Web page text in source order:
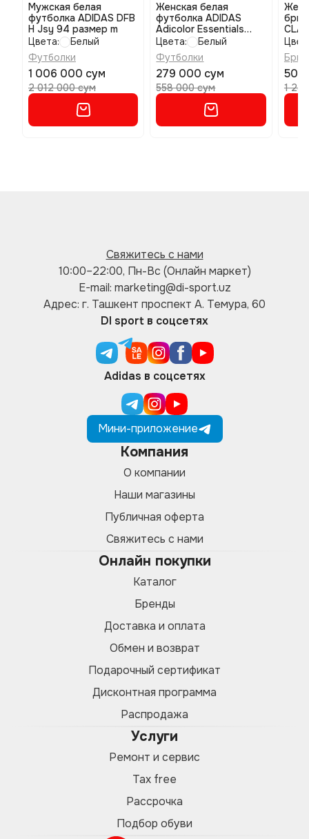
Мужская белая
футболка ADIDAS DFB
H Jsy 94 размер m
Цвета:
Белый
Футболки
1 006 000 сум
2 012 000 сум
Женская белая
футболка ADIDAS
Adicolor Essentials
Regular размер xs
Цвета:
Белый
Футболки
279 000 сум
558 000 сум
503
1
Свяжитесь с нами
10:00–22:00, Пн-Вс (Онлайн маркет)
E-mail: marketing@di-sport.uz
Адрес: г. Ташкент проспект А. Темура, 60
DI sport в соцсетях
Adidas в соцсетях
Мини-приложение
Компания
О компании
Наши магазины
Публичная оферта
Свяжитесь с нами
Онлайн покупки
Каталог
Бренды
Доставка и оплата
Обмен и возврат
Подарочный сертификат
Дисконтная программа
Распродажа
Услуги
Ремонт и сервис
Tax free
Рассрочка
Подбор обуви